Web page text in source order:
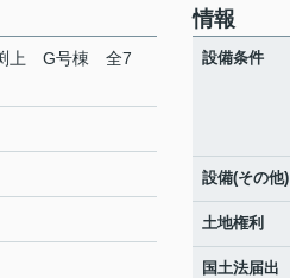
上 G号棟 全7
情報
設備条件
設備(その他)
土地権利
国土法届出